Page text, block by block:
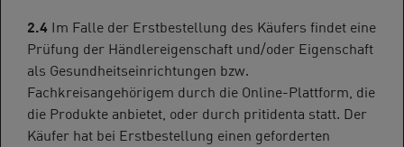
2.4 Im Falle der Erstbestellung des Käufers findet eine
Prüfung der Händlereigenschaft und/oder Eigenschaft
als Gesundheitseinrichtungen bzw.
Fachkreisangehörigem durch die Online-Plattform, die
die Produkte anbietet, oder durch pritidenta statt. Der
Käufer hat bei Erstbestellung einen geforderten